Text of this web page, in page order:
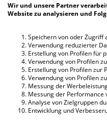
Wir und unsere Partner
Website zu analysieren und
Speichern von oder Zugriff
Verwendung reduzierter
Erstellung von Profilen für
Verwendung von Profilen
Erstellung von Profilen zur
Verwendung von Profilen
Messung der
Messung der Performance
Analyse von Zielgruppen
Entwicklung und
Essen
Musik